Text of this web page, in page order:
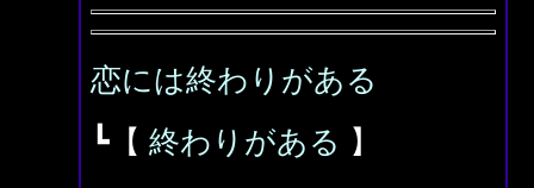
恋には終わりがある
┗【 終わりがある 】